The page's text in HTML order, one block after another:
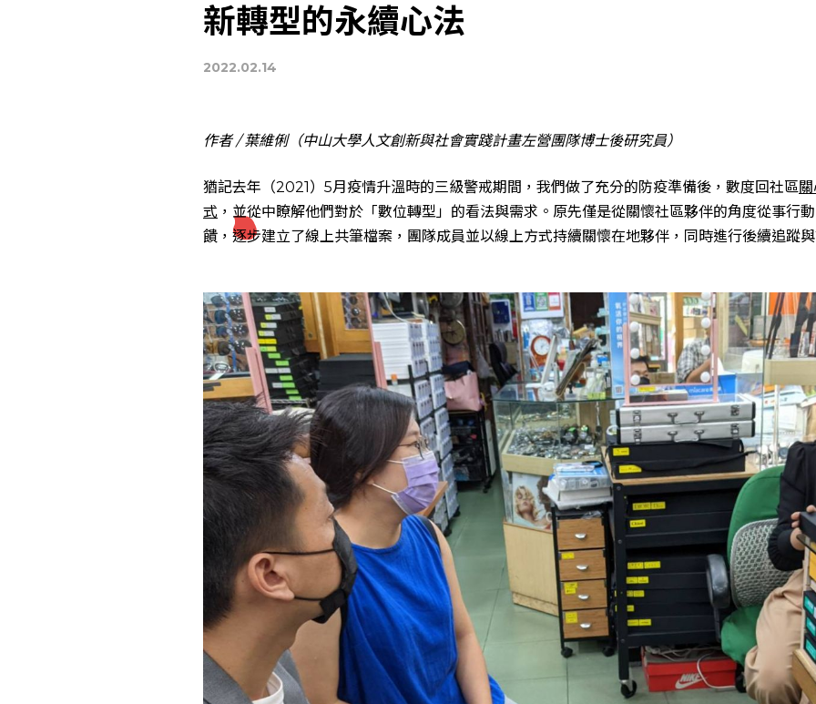
新轉型的永續心法
2022.02.14
作者 / 葉維俐（中山大學人文創新與社會實踐計畫左營團隊博士後研究員）
猶記去年（2021）5月疫情升溫時的三級警戒期間，我們做了充分的防疫準備後，數度回社區
式 ，並從中瞭解他們對於「數位轉型」的看法與需求。原先僅是從關懷社區夥伴的角度從事行
饋，逐步建立了線上共筆檔案，團隊成員並以線上方式持續關懷在地夥伴，同時進行後續追蹤